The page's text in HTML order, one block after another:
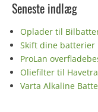
Seneste indlæg
Oplader til
Skift dine batterier
ProLan
Oliefilter til
Varta Alkaline